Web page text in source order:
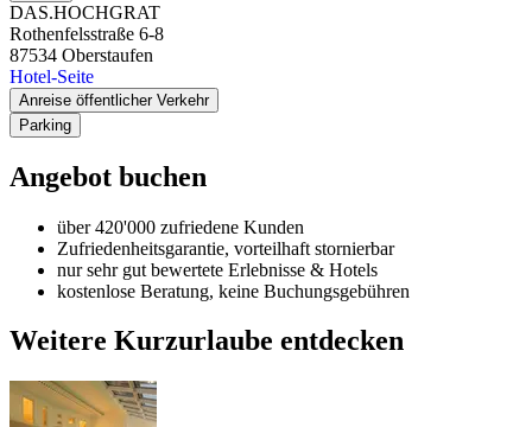
DAS.HOCHGRAT
Rothenfelsstraße 6-8
87534 Oberstaufen
Hotel-Seite
Anreise öffentlicher Verkehr
Parking
Angebot buchen
über 420'000 zufriedene Kunden
Zufriedenheitsgarantie, vorteilhaft stornierbar
nur sehr gut bewertete Erlebnisse & Hotels
kostenlose Beratung, keine Buchungsgebühren
Weitere Kurzurlaube entdecken